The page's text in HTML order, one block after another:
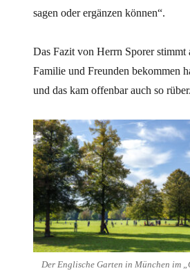
sagen oder ergänzen können“.
Das Fazit von Herrn Sporer
Familie und Freunden bekommen
und das kam offenbar auch so rüber.
Der Englische Garten in München im